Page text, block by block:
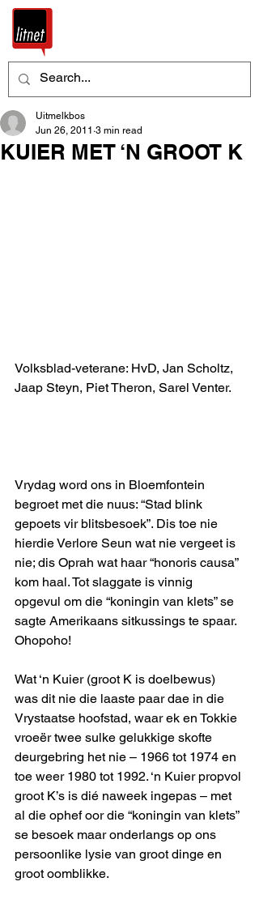
KUIER MET ‘N GROOT K
Uitmelkbos
Jun 26, 2011 3 min read
Volksblad-veterane: HvD, Jan Scholtz,
Jaap Steyn, Piet Theron, Sarel Venter.
Vrydag word ons in Bloemfontein
begroet met die nuus: “Stad blink
gepoets vir blitsbesoek”. Dis toe nie
hierdie Verlore Seun wat nie vergeet is
nie; dis Oprah wat haar “honoris causa”
kom haal. Tot slaggate is vinnig
opgevul om die “koningin van klets” se
sagte Amerikaans sitkussings te spaar.
Ohopoho!
Wat ‘n Kuier (groot K is doelbewus)
was dit nie die laaste paar dae in die
Vrystaatse hoofstad, waar ek en Tokkie
vroeër twee sulke gelukkige skofte
deurgebring het nie – 1966 tot 1974 en
toe weer 1980 tot 1992. ‘n Kuier propvol
groot K’s is dié naweek ingepas – met
al die ophef oor die “koningin van klets”
se besoek maar onderlangs op ons
persoonlike lysie van groot dinge en
groot oomblikke.